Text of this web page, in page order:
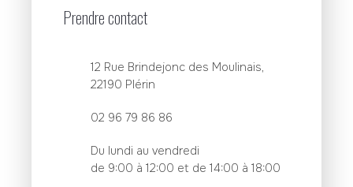
Prendre contact
12 Rue Brindejonc des Moulinais,
22190 Plérin
02 96 79 86 86
Du lundi au vendredi
de 9:00 à 12:00 et de 14:00 à 18:00